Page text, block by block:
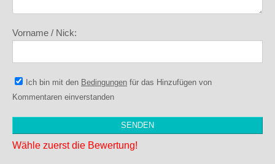
Vorname / Nick:
Ich bin mit den Bedingungen für das Hinzufügen von
Kommentaren einverstanden
Wähle zuerst die Bewertung!